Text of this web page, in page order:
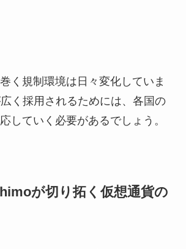
く規制環境は日々変化していま
く採用されるためには、各国の
していく必要があるでしょう。
が切り拓く仮想通貨の